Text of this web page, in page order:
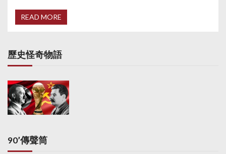
READ MORE
歷史怪奇物語
90’傳聲筒